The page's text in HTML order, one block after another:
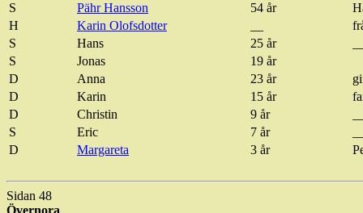
S
PährHansson 54 år
H
Karin Olofsdotter
S
Hans 25 år
S
Jonas
19 år
D
Anna 23 år
D
Karin 15 år
D
Christin 9 år
S
Eric 7 år
D
Margareta 3 år
Sidan 48